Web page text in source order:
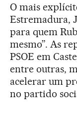
O mais
Estremadura,
para quem
mesmo”. As
PSOE em
entre outras,
acelerar um
no partido